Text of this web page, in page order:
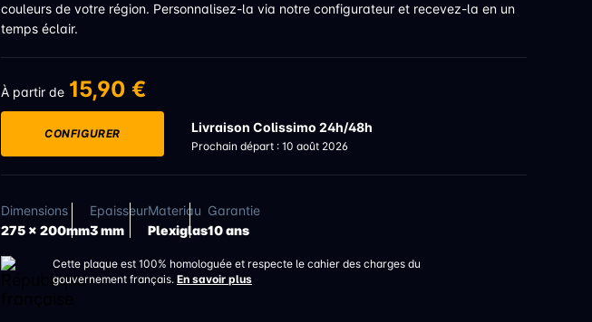
couleurs de votre région. Personnalisez-la via notre configurateur et recevez-la en un
temps éclair.
À partir de 15,90 €
CONFIGURER Livraison Colissimo 24h/48h
Prochain départ : 10 août 2026
Dimensions
275 x 200mm
Epaisseur
3 mm
Materiau
Plexiglas
Garantie
10 ans
Cette plaque est 100% homologuée et respecte le cahier des charges du
gouvernement français. En savoir plus